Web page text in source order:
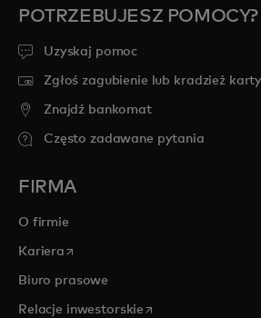
POTRZEBUJESZ POMOCY?
Uzyskaj pomoc
Zgłoś zagubienie lub kradzież karty
Znajdź bankomat
Często zadawane pytania
FIRMA
O firmie
Kariera opens in a new tab
Biuro prasowe
Relacje inwestorskie opens in a new tab